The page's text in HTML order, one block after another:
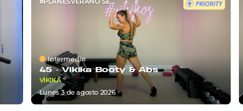
Intermedio
45 ·Vikika Booty & Abs
VIKIKA
lunes 3deagosto 2026